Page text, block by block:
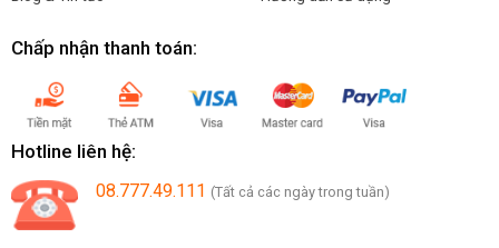
Chấp nhận thanh toán:
Hotline liên hệ:
08.777.49.111 (Tất cả các ngày trong tuần)